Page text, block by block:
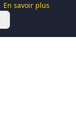
En savoir plus